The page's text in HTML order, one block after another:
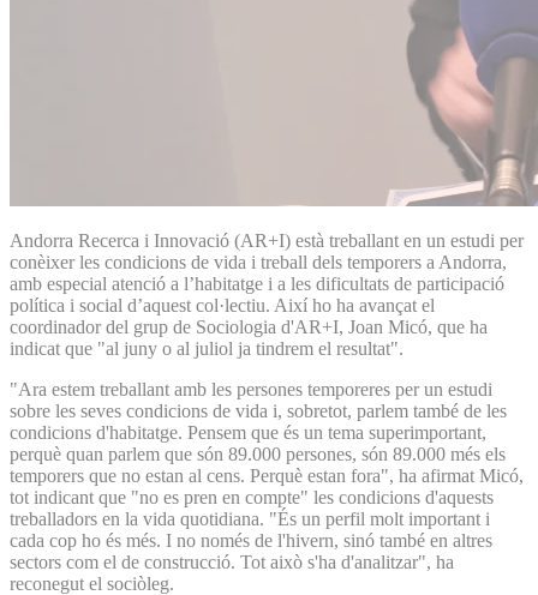
Andorra Recerca i Innovació (AR+I) està treballant en un estudi per
conèixer les condicions de vida i treball dels temporers a Andorra,
amb especial atenció a l’habitatge i a les dificultats de participació
política i social d’aquest col·lectiu. Així ho ha avançat el
coordinador del grup de Sociologia d'AR+I, Joan Micó, que ha
indicat que "al juny o al juliol ja tindrem el resultat".
"Ara estem treballant amb les persones temporeres per un estudi
sobre les seves condicions de vida i, sobretot, parlem també de les
condicions d'habitatge. Pensem que és un tema superimportant,
perquè quan parlem que són 89.000 persones, són 89.000 més els
temporers que no estan al cens. Perquè estan fora", ha afirmat Micó,
tot indicant que "no es pren en compte" les condicions d'aquests
treballadors en la vida quotidiana. "És un perfil molt important i
cada cop ho és més. I no només de l'hivern, sinó també en altres
sectors com el de construcció. Tot això s'ha d'analitzar", ha
reconegut el sociòleg.